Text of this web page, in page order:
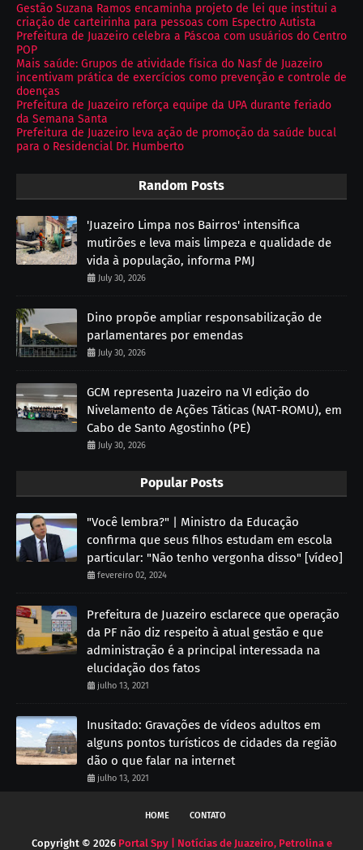
Gestão Suzana Ramos encaminha projeto de lei que institui a
criação de carteirinha para pessoas com Espectro Autista
Prefeitura de Juazeiro celebra a Páscoa com usuários do Centro
POP
Mais saúde: Grupos de atividade física do Nasf de Juazeiro
incentivam prática de exercícios como prevenção e controle de
doenças
Prefeitura de Juazeiro reforça equipe da UPA durante feriado
da Semana Santa
Prefeitura de Juazeiro leva ação de promoção da saúde bucal
para o Residencial Dr. Humberto
Random Posts
'Juazeiro Limpa nos Bairros' intensifica
mutirões e leva mais limpeza e qualidade de
vida à população, informa PMJ
July 30, 2026
Dino propõe ampliar responsabilização de
parlamentares por emendas
July 30, 2026
GCM representa Juazeiro na VI edição do
Nivelamento de Ações Táticas (NAT-ROMU), em
Cabo de Santo Agostinho (PE)
July 30, 2026
Popular Posts
"Você lembra?" | Ministro da Educação
confirma que seus filhos estudam em escola
particular: "Não tenho vergonha disso" [vídeo]
fevereiro 02, 2024
Prefeitura de Juazeiro esclarece que operação
da PF não diz respeito à atual gestão e que
administração é a principal interessada na
elucidação dos fatos
julho 13, 2021
Inusitado: Gravações de vídeos adultos em
alguns pontos turísticos de cidades da região
dão o que falar na internet
julho 13, 2021
HOME CONTATO
Copyright © 2026 Portal Spy | Notícias de Juazeiro, Petrolina e